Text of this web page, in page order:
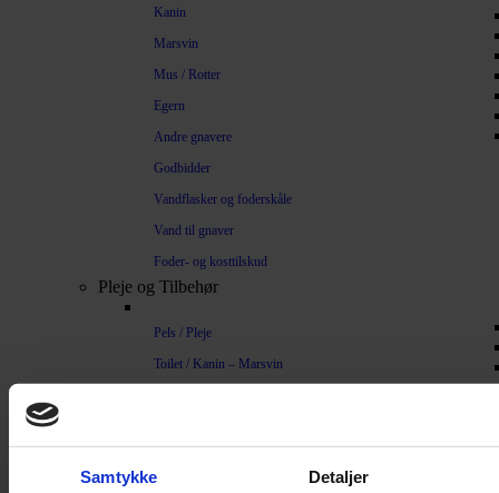
Samtykke Detaljer
Kanin
Marsvin
Mus / Rotter
Egern
Andre gnavere
Godbidder
Vandflasker og foderskåle
Vand til gnaver
Foder- og kosttilskud
Pleje og Tilbehør
Pels / Pleje
Toilet / Kanin – Marsvin
Bure